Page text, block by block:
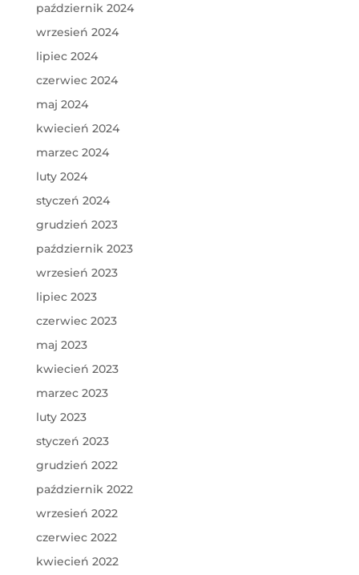
październik 2024
wrzesień 2024
lipiec 2024
czerwiec 2024
maj 2024
kwiecień 2024
marzec 2024
luty 2024
styczeń 2024
grudzień 2023
październik 2023
wrzesień 2023
lipiec 2023
czerwiec 2023
maj 2023
kwiecień 2023
marzec 2023
luty 2023
styczeń 2023
grudzień 2022
październik 2022
wrzesień 2022
czerwiec 2022
kwiecień 2022